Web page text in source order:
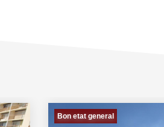
Bon etat general